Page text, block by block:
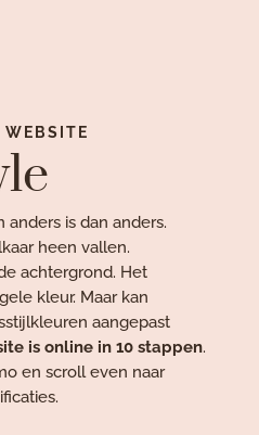
WEBSITE
is dan anders.
heen vallen.
achtergrond. Het
kleur. Maar kan
aangepast
is online in 10 stappen.
en scroll even naar